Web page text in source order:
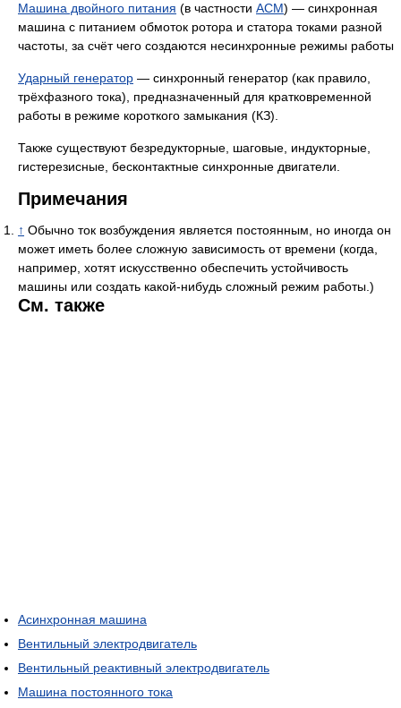
Машина двойного питания (в частности АСМ) — синхронная
машина с питанием обмоток ротора и статора токами разной
частоты, за счёт чего создаются несинхронные режимы работы
Ударный генератор — синхронный генератор (как правило,
трёхфазного тока), предназначенный для кратковременной
работы в режиме короткого замыкания (КЗ).
Также существуют безредукторные, шаговые, индукторные,
гистерезисные, бесконтактные синхронные двигатели.
Примечания
↑ Обычно ток возбуждения является постоянным, но иногда он
может иметь более сложную зависимость от времени (когда,
например, хотят искусственно обеспечить устойчивость
машины или создать какой-нибудь сложный режим работы.)
См. также
Асинхронная машина
Вентильный электродвигатель
Вентильный реактивный электродвигатель
Машина постоянного тока